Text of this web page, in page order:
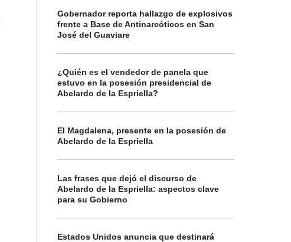
Gobernador reporta hallazgo de explosivos
frente a Base de Antinarcóticos en San
José del Guaviare
¿Quién es el vendedor de panela que
estuvo en la posesión presidencial de
Abelardo de la Espriella?
El Magdalena, presente en la posesión de
Abelardo de la Espriella
Las frases que dejó el discurso de
Abelardo de la Espriella: aspectos clave
para su Gobierno
Estados Unidos anuncia que destinará